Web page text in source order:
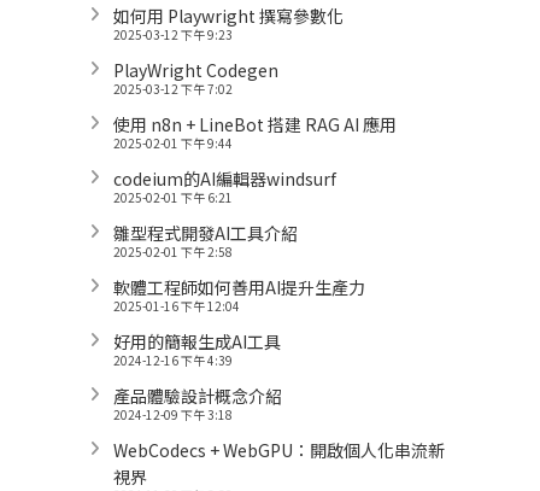
如何用 Playwright 撰寫參數化
2025-03-12 下午 9:23
PlayWright Codegen
2025-03-12 下午 7:02
使用 n8n + LineBot 搭建 RAG AI 應用
2025-02-01 下午 9:44
codeium的AI編輯器windsurf
2025-02-01 下午 6:21
雛型程式開發AI工具介紹
2025-02-01 下午 2:58
軟體工程師如何善用AI提升生產力
2025-01-16 下午 12:04
好用的簡報生成AI工具
2024-12-16 下午 4:39
產品體驗設計概念介紹
2024-12-09 下午 3:18
WebCodecs + WebGPU：開啟個人化串流新
視界